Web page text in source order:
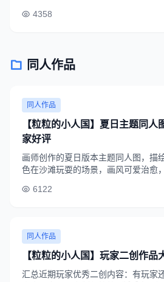
打造个性家园。
4358
同人作品
同人作品
【粒粒的小人国】夏日主题同人
家好评
画师创作的夏日版本主题同人图，描
色在沙滩玩耍的场景，画风可爱治愈
6122
同人作品
【粒粒的小人国】玩家二创作品
汇总近期玩家优秀二创内容：有玩家